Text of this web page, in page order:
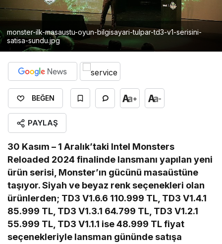
monster-ilk-masaustu-oyun-bilgisayari-tulpar-td3-v1-serisini-
satisa-sundu.jpg
BEĞEN + -
PAYLAŞ
30 Kasım – 1 Aralık’taki Intel Monsters
Reloaded 2024 finalinde lansmanı yapılan yeni
ürün serisi, Monster’ın gücünü masaüstüne
taşıyor. Siyah ve beyaz renk seçenekleri olan
ürünlerden; TD3 V1.6.6 110.999 TL, TD3 V1.4.1
85.999 TL, TD3 V1.3.1 64.799 TL, TD3 V1.2.1
55.999 TL, TD3 V1.1.1 ise 48.999 TL fiyat
seçenekleriyle lansman gününde satışa